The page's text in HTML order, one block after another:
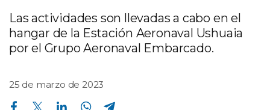
Las actividades son llevadas a cabo en el
hangar de la Estación Aeronaval Ushuaia
por el Grupo Aeronaval Embarcado.
25 de marzo de 2023
Compartir en Facebook Compartir en Twitter Compartir en Linkedin Compartir en Whatsapp